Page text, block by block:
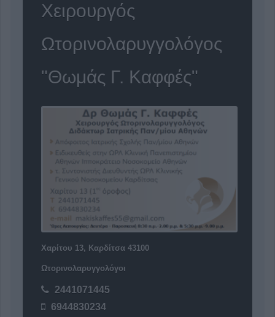
Χειρουργός
Ωτορινολαρυγγολόγος
"Θωμάς Γ. Καφφές"
Χαρίτου 13, Καρδίτσα 43100
Ωτορινολαρυγγολόγοι
2441071445
6944830234